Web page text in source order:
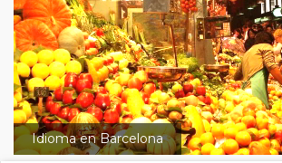
Idioma en Barcelona